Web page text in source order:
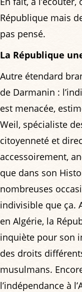
République mais
pas pensé.
La République
Autre étendard
de Darmanin :
est menacée,
Weil, spécialiste
citoyenneté et
accessoirement,
que dans son
nombreuses
indivisible que ça.
en Algérie, la
inquiète pour son
des droits
musulmans.
l’indépendance à